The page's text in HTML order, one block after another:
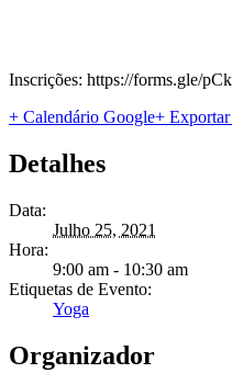
Inscrições: https://forms.gle/
+ Calendário Google+
Detalhes
Data:
Julho 25, 2021
Hora:
9:00 am - 10:30 am
Etiquetas de Evento:
Yoga
Organizador